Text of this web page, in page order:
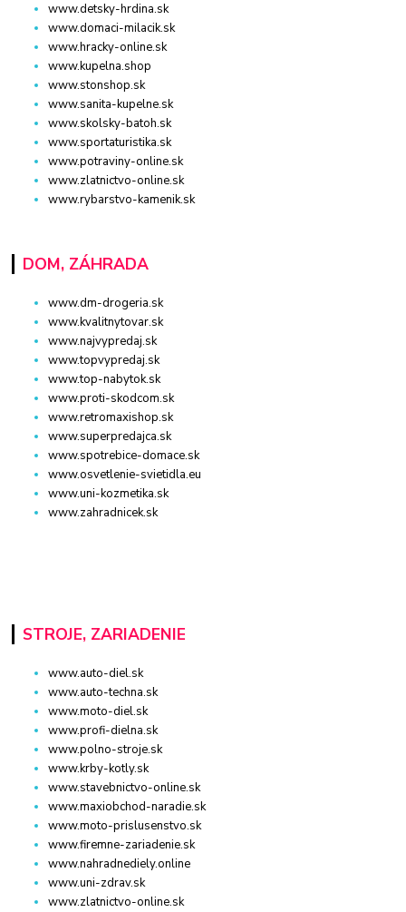
www.detsky-hrdina.sk
www.domaci-milacik.sk
www.hracky-online.sk
www.kupelna.shop
www.stonshop.sk
www.sanita-kupelne.sk
www.skolsky-batoh.sk
www.sportaturistika.sk
www.potraviny-online.sk
www.zlatnictvo-online.sk
www.rybarstvo-kamenik.sk
DOM, ZÁHRADA
www.dm-drogeria.sk
www.kvalitnytovar.sk
www.najvypredaj.sk
www.topvypredaj.sk
www.top-nabytok.sk
www.proti-skodcom.sk
www.retromaxishop.sk
www.superpredajca.sk
www.spotrebice-domace.sk
www.osvetlenie-svietidla.eu
www.uni-kozmetika.sk
www.zahradnicek.sk
STROJE, ZARIADENIE
www.auto-diel.sk
www.auto-techna.sk
www.moto-diel.sk
www.profi-dielna.sk
www.polno-stroje.sk
www.krby-kotly.sk
www.stavebnictvo-online.sk
www.maxiobchod-naradie.sk
www.moto-prislusenstvo.sk
www.firemne-zariadenie.sk
www.nahradnediely.online
www.uni-zdrav.sk
www.zlatnictvo-online.sk